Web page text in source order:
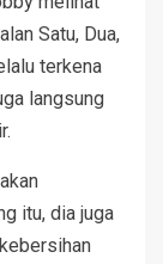
Satu, Dua,
terkena
langsung
itu, dia juga